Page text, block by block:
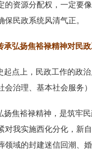
的资源分配权，一定要
保民政系统风清气正。
承弘扬焦裕禄精神对民
起点上，民政工作的政
会治理、基本社会服务
扬焦裕禄精神，是筑牢
对我实施西化分化，新
领域的封建迷信回潮、